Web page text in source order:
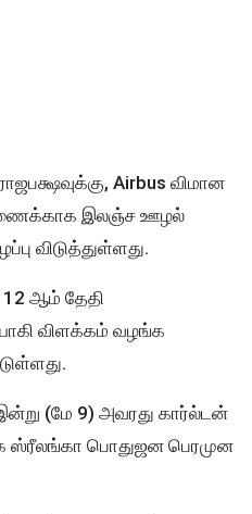
Airbus விமான
இலஞ்ச ஊழல்
விடுத்துள்ளது.
12 ஆம் தேதி
விளக்கம் வழங்க
(மே 9) அவரது கார்ல்டன்
ஸ்ரீலங்கா பொதுஜன பெரமுன